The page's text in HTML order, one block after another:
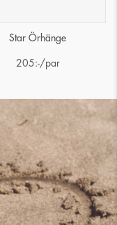
Star Örhänge
205:-/par